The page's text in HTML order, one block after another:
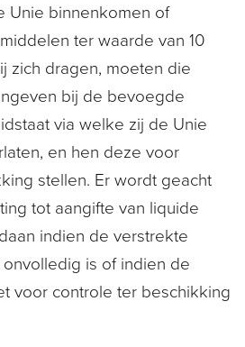
Unie binnenkomen of
ter waarde van 10
zich dragen, moeten die
bij de bevoegde
via welke zij de Unie
en hen deze voor
stellen. Er wordt geacht
tot aangifte van liquide
indien de verstrekte
is of indien de
voor controle ter beschikking